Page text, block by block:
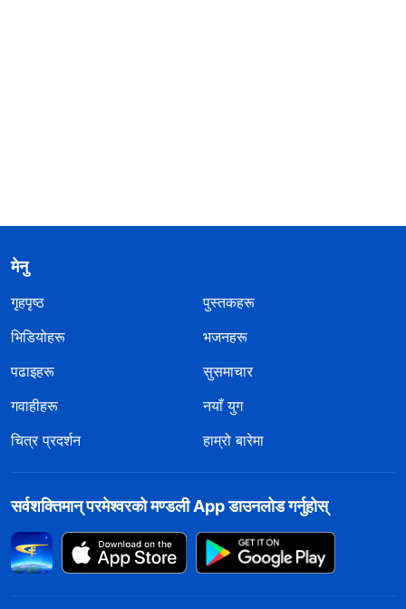
मेनु
गृहपृष्ठ
पुस्तकहरू
भिडियोहरू
भजनहरू
पढाइहरू
सुसमाचार
गवाहीहरू
नयाँ युग
चित्र प्रदर्शन
हाम्रो बारेमा
सर्वशक्तिमान्‌ परमेश्‍वरको मण्डली App डाउनलोड गर्नुहोस्